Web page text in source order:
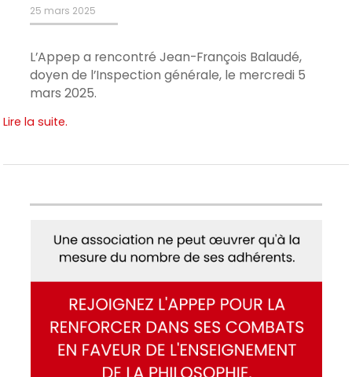
Publié
le
25 mars 2025
L’Appep a rencontré Jean-François Balaudé,
doyen de l’Inspection générale, le mercredi 5
mars 2025.
Lire la suite.